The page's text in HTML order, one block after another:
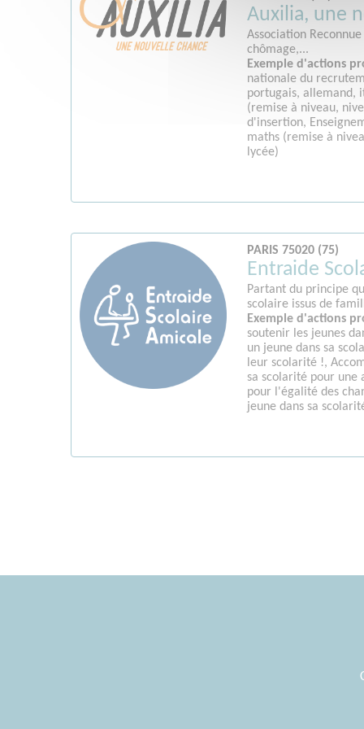
Auxilia, une
Association
chômage,...
Exemple d'actions
nationale du
portugais, allemand,
(remise à niveau,
d'insertion,
maths (remise à
lycée)
PARIS 75020 (75)
Entraide
Partant du principe
scolaire issus de
Exemple d'actions
soutenir les jeunes
un jeune dans sa
leur scolarité !,
sa scolarité pour une
pour l'égalité des
jeune dans sa